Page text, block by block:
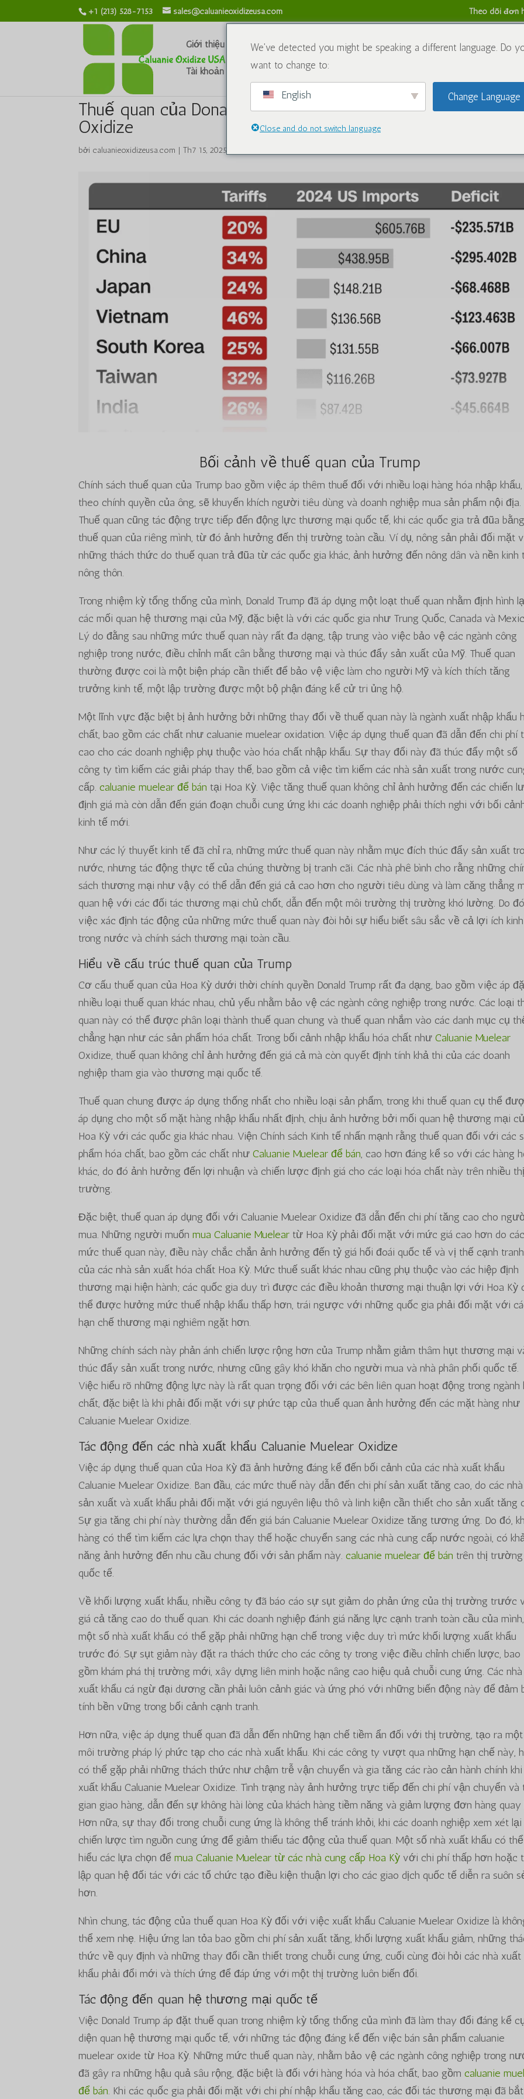
+1 (213) 528-7153 sales@caluanieoxidizeusa.com Theo dõi đơn
Giới thiệu về chúng tôi Hóa chất Blog Liên hệ với chúng tôi Chính
Tài khoản của tôi
Thuế quan của Donald Trump - Tác động đến Caluanie
Oxidize
bởi caluanieoxidizeusa.com |Th7 15, 2025
Bối cảnh về thuế quan của Trump
Chính sách thuế quan của Trump bao gồm việc áp thêm thuế đối với nhiều loại hàng hóa nhập khẩu,
theo chính quyền của ông, sẽ khuyến khích người tiêu dùng và doanh nghiệp mua sản phẩm nội địa.
Thuế quan cũng tác động trực tiếp đến động lực thương mại quốc tế, khi các quốc gia trả đũa bằng
thuế quan của riêng mình, từ đó ảnh hưởng đến thị trường toàn cầu. Ví dụ, nông sản phải đối mặt
những thách thức do thuế quan trả đũa từ các quốc gia khác, ảnh hưởng đến nông dân và nền kinh
nông thôn.
Trong nhiệm kỳ tổng thống của mình, Donald Trump đã áp dụng một loạt thuế quan nhằm định hình
các mối quan hệ thương mại của Mỹ, đặc biệt là với các quốc gia như Trung Quốc, Canada và
Lý do đằng sau những mức thuế quan này rất đa dạng, tập trung vào việc bảo vệ các ngành công
nghiệp trong nước, điều chỉnh mất cân bằng thương mại và thúc đẩy sản xuất của Mỹ. Thuế quan
thường được coi là một biện pháp cần thiết để bảo vệ việc làm cho người Mỹ và kích thích tăng
trưởng kinh tế, một lập trường được một bộ phận đáng kể cử tri ủng hộ.
Một lĩnh vực đặc biệt bị ảnh hưởng bởi những thay đổi về thuế quan này là ngành xuất nhập khẩu
chất, bao gồm các chất như caluanie muelear oxidation. Việc áp dụng thuế quan đã dẫn đến chi phí
cao cho các doanh nghiệp phụ thuộc vào hóa chất nhập khẩu. Sự thay đổi này đã thúc đẩy một số
công ty tìm kiếm các giải pháp thay thế, bao gồm cả việc tìm kiếm các nhà sản xuất trong nước
cấp.caluanie muelear để bán tại Hoa Kỳ. Việc tăng thuế quan không chỉ ảnh hưởng đến các chiến
định giá mà còn dẫn đến gián đoạn chuỗi cung ứng khi các doanh nghiệp phải thích nghi với bối
kinh tế mới.
Như các lý thuyết kinh tế đã chỉ ra, những mức thuế quan này nhằm mục đích thúc đẩy sản xuất
nước, nhưng tác động thực tế của chúng thường bị tranh cãi. Các nhà phê bình cho rằng những
sách thương mại như vậy có thể dẫn đến giá cả cao hơn cho người tiêu dùng và làm căng thẳng
quan hệ với các đối tác thương mại chủ chốt, dẫn đến một môi trường thị trường khó lường. Do
việc xác định tác động của những mức thuế quan này đòi hỏi sự hiểu biết sâu sắc về cả lợi ích
trong nước và chính sách thương mại toàn cầu.
Hiểu về cấu trúc thuế quan của Trump
Cơ cấu thuế quan của Hoa Kỳ dưới thời chính quyền Donald Trump rất đa dạng, bao gồm việc áp
nhiều loại thuế quan khác nhau, chủ yếu nhằm bảo vệ các ngành công nghiệp trong nước. Các loại
quan này có thể được phân loại thành thuế quan chung và thuế quan nhắm vào các danh mục cụ
chẳng hạn như các sản phẩm hóa chất. Trong bối cảnh nhập khẩu hóa chất nhưCaluanie Muelear
Oxidize, thuế quan không chỉ ảnh hưởng đến giá cả mà còn quyết định tính khả thi của các doanh
nghiệp tham gia vào thương mại quốc tế.
Thuế quan chung được áp dụng thống nhất cho nhiều loại sản phẩm, trong khi thuế quan cụ thể
áp dụng cho một số mặt hàng nhập khẩu nhất định, chịu ảnh hưởng bởi mối quan hệ thương mại
Hoa Kỳ với các quốc gia khác nhau. Viện Chính sách Kinh tế nhấn mạnh rằng thuế quan đối với các
phẩm hóa chất, bao gồm các chất nhưCaluanie Muelear để bán, cao hơn đáng kể so với các hàng
khác, do đó ảnh hưởng đến lợi nhuận và chiến lược định giá cho các loại hóa chất này trên nhiều thị
trường.
Đặc biệt, thuế quan áp dụng đối với Caluanie Muelear Oxidize đã dẫn đến chi phí tăng cao cho
mua. Những người muốnmua Caluanie Muelear từ Hoa Kỳ phải đối mặt với mức giá cao hơn do các
mức thuế quan này, điều này chắc chắn ảnh hưởng đến tỷ giá hối đoái quốc tế và vị thế cạnh tranh
của các nhà sản xuất hóa chất Hoa Kỳ. Mức thuế suất khác nhau cũng phụ thuộc vào các hiệp định
thương mại hiện hành; các quốc gia duy trì được các điều khoản thương mại thuận lợi với Hoa Kỳ
thể được hưởng mức thuế nhập khẩu thấp hơn, trái ngược với những quốc gia phải đối mặt với
hạn chế thương mại nghiêm ngặt hơn.
Những chính sách này phản ánh chiến lược rộng hơn của Trump nhằm giảm thâm hụt thương mại
thúc đẩy sản xuất trong nước, nhưng cũng gây khó khăn cho người mua và nhà phân phối quốc tế.
Việc hiểu rõ những động lực này là rất quan trọng đối với các bên liên quan hoạt động trong ngành
chất, đặc biệt là khi phải đối mặt với sự phức tạp của thuế quan ảnh hưởng đến các mặt hàng như
Caluanie Muelear Oxidize.
Tác động đến các nhà xuất khẩu Caluanie Muelear Oxidize
Việc áp dụng thuế quan của Hoa Kỳ đã ảnh hưởng đáng kể đến bối cảnh của các nhà xuất khẩu
Caluanie Muelear Oxidize. Ban đầu, các mức thuế này dẫn đến chi phí sản xuất tăng cao, do các nhà
sản xuất và xuất khẩu phải đối mặt với giá nguyên liệu thô và linh kiện cần thiết cho sản xuất tăng
Sự gia tăng chi phí này thường dẫn đến giá bán Caluanie Muelear Oxidize tăng tương ứng. Do đó,
hàng có thể tìm kiếm các lựa chọn thay thế hoặc chuyển sang các nhà cung cấp nước ngoài, có
năng ảnh hưởng đến nhu cầu chung đối với sản phẩm này.caluanie muelear để bán trên thị trường
quốc tế.
Về khối lượng xuất khẩu, nhiều công ty đã báo cáo sự sụt giảm do phản ứng của thị trường trước
giá cả tăng cao do thuế quan. Khi các doanh nghiệp đánh giá năng lực cạnh tranh toàn cầu của mình,
một số nhà xuất khẩu có thể gặp phải những hạn chế trong việc duy trì mức khối lượng xuất khẩu
trước đó. Sự sụt giảm này đặt ra thách thức cho các công ty trong việc điều chỉnh chiến lược, bao
gồm khám phá thị trường mới, xây dựng liên minh hoặc nâng cao hiệu quả chuỗi cung ứng. Các nhà
xuất khẩu cá ngừ đại dương cần phải luôn cảnh giác và ứng phó với những biến động này để đảm
tính bền vững trong bối cảnh cạnh tranh.
Hơn nữa, việc áp dụng thuế quan đã dẫn đến những hạn chế tiềm ẩn đối với thị trường, tạo ra một
môi trường pháp lý phức tạp cho các nhà xuất khẩu. Khi các công ty vượt qua những hạn chế này,
có thể gặp phải những thách thức như chậm trễ vận chuyển và gia tăng các rào cản hành chính khi
xuất khẩu Caluanie Muelear Oxidize. Tình trạng này ảnh hưởng trực tiếp đến chi phí vận chuyển và
gian giao hàng, dẫn đến sự không hài lòng của khách hàng tiềm năng và giảm lượng đơn hàng quay
Hơn nữa, sự thay đổi trong chuỗi cung ứng là không thể tránh khỏi, khi các doanh nghiệp xem xét lại
chiến lược tìm nguồn cung ứng để giảm thiểu tác động của thuế quan. Một số nhà xuất khẩu có
hiểu các lựa chọn đểmua Caluanie Muelear từ các nhà cung cấp Hoa Kỳ với chi phí thấp hơn hoặc
lập quan hệ đối tác với các tổ chức tạo điều kiện thuận lợi cho các giao dịch quốc tế diễn ra suôn
hơn.
Nhìn chung, tác động của thuế quan Hoa Kỳ đối với việc xuất khẩu Caluanie Muelear Oxidize là
thể xem nhẹ. Hiệu ứng lan tỏa bao gồm chi phí sản xuất tăng, khối lượng xuất khẩu giảm, những
thức về quy định và những thay đổi cần thiết trong chuỗi cung ứng, cuối cùng đòi hỏi các nhà xuất
khẩu phải đổi mới và thích ứng để đáp ứng với một thị trường luôn biến đổi.
Tác động đến quan hệ thương mại quốc tế
Việc Donald Trump áp đặt thuế quan trong nhiệm kỳ tổng thống của mình đã làm thay đổi đáng kể
diện quan hệ thương mại quốc tế, với những tác động đáng kể đến việc bán sản phẩm caluanie
muelear oxide từ Hoa Kỳ. Những mức thuế quan này, nhằm bảo vệ các ngành công nghiệp trong
đã gây ra những hậu quả sâu rộng, đặc biệt là đối với hàng hóa và hóa chất, bao gồmcaluanie
để bán. Khi các quốc gia phải đối mặt với chi phí nhập khẩu tăng cao, các đối tác thương mại đã bắt
We've detected you might be speaking a different language. Do
want to change to:
English Change Language
Close and do not switch language